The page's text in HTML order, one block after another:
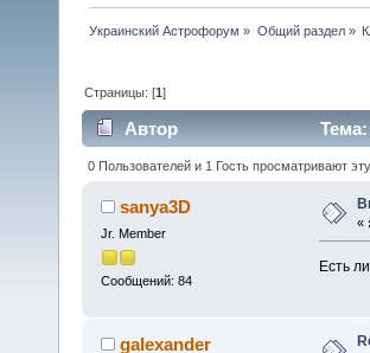
Украинский Астрофорум » Общий раздел»
Страницы: [1]
Автор
0 Пользователей и 1 Гость просматривают
sanya3D
Jr. Member
Сообщений: 84
« :
Есть
galexander